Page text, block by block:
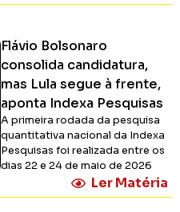
Flávio Bolsonaro
consolida candidatura,
mas Lula segue à frente,
aponta Indexa Pesquisas
A primeira rodada da pesquisa
quantitativa nacional da Indexa
Pesquisas foi realizada entre os
dias 22 e 24 de maio de 2026
Ler Matéria